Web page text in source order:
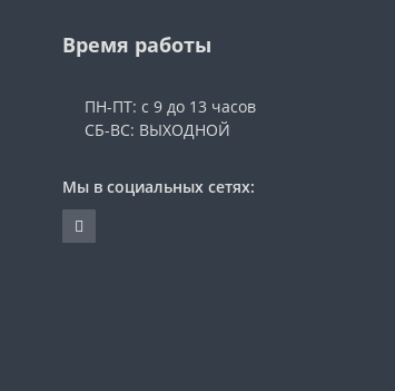
Время работы
ПН-ПТ: с 9 до 13 часов
СБ-ВС: ВЫХОДНОЙ
Мы в социальных сетях: